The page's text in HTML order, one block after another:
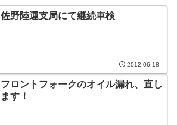
佐野陸運支局にて継続車検
2012.06.18
フロントフォークのオイル漏れ、直し
ます！